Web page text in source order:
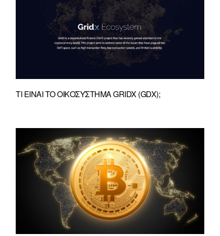
ΤΙ ΕΊΝΑΙ ΤΟ ΟΙΚΟΣΎΣΤΗΜΑ GRIDX (GDX);